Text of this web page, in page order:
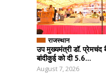
राजस्थान
उप मुख्यमंत्री डॉ. प्रेमचंद
बांदीकुई को दी 5.6...
August 7, 2026